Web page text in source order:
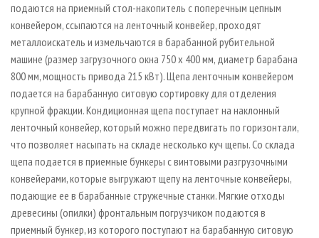
подаются на приемный стол-накопитель с поперечным цепным
конвейером, ссыпаются на ленточный конвейер, проходят
металлоискатель и измельчаются в барабанной рубительной
машине (размер загрузочного окна 750 х 400 мм, диаметр барабана
800 мм, мощность привода 215 кВт). Щепа ленточным конвейером
подается на барабанную ситовую сортировку для отделения
крупной фракции. Кондиционная щепа поступает на наклонный
ленточный конвейер, который можно передвигать по горизонтали,
что позволяет насыпать на складе несколько куч щепы. Со склада
щепа подается в приемные бункеры с винтовыми разгрузочными
конвейерами, которые выгружают щепу на ленточные конвейеры,
подающие ее в барабанные стружечные станки. Мягкие отходы
древесины (опилки) фронтальным погрузчиком подаются в
приемный бункер, из которого поступают на барабанную ситовую